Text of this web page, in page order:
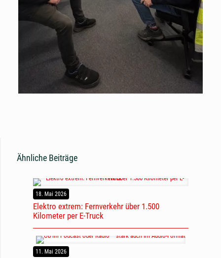
Ähnliche Beiträge
18. Mai 2026
Elektro extrem: Fernverkehr über 1.500
Kilometer per E-Truck
11. Mai 2026